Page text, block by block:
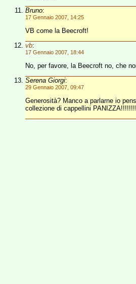
Bruno:
17 Gennaio 2007, 14:25
VB come la Beecroft!
vb:
17 Gennaio 2007, 18:44
No, per favore, la Beecroft no, che
Serena Giorgi:
29 Gennaio 2007, 09:47
Generosità? Manco a parlarne io
collezione di cappellini